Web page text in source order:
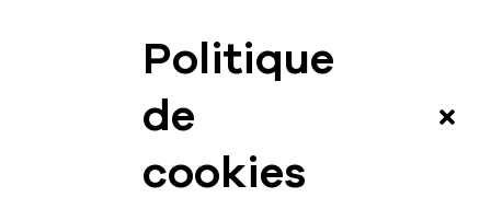
Politique
de
cookies
Interview